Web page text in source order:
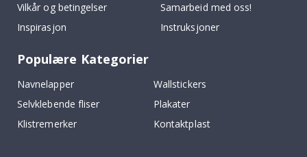
Vilkår og betingelser
Inspirasjon
Samarbeid med oss!
Instruksjoner
Populære Kategorier
Navnelapper
Wallstickers
Selvklebende fliser
Plakater
Klistremerker
Kontaktplast